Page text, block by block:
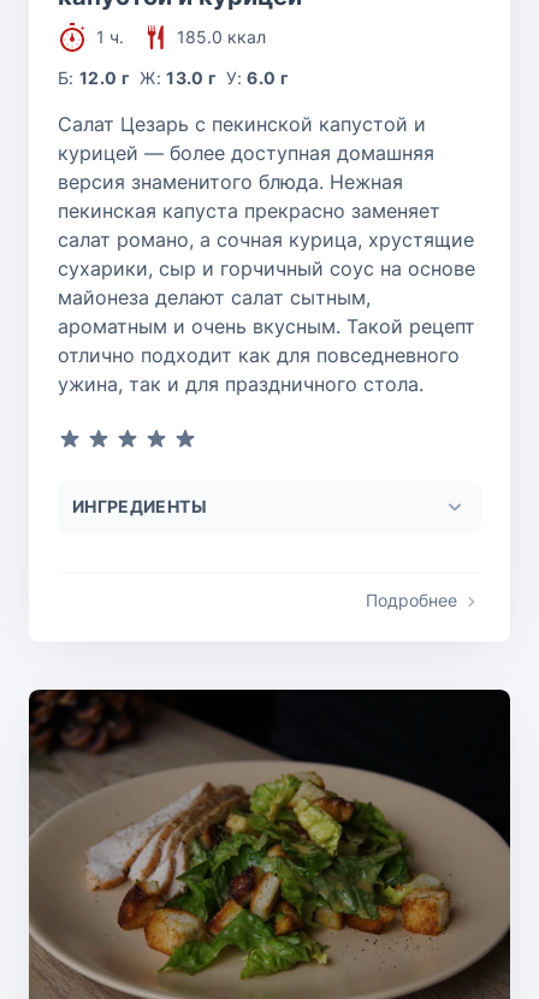
1 ч.
185.0 ккал
Б:12.0 г Ж:13.0 г У:6.0 г
Салат Цезарь с пекинской капустой и
курицей — более доступная домашняя
версия знаменитого блюда. Нежная
пекинская капуста прекрасно заменяет
салат романо, а сочная курица, хрустящие
сухарики, сыр и горчичный соус на основе
майонеза делают салат сытным,
ароматным и очень вкусным. Такой рецепт
отлично подходит как для повседневного
ужина, так и для праздничного стола.
ИНГРЕДИЕНТЫ
Подробнее